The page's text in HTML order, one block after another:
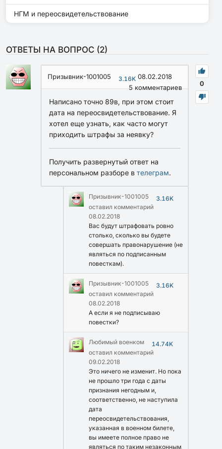
НГМ и переосвидетельствование
ОТВЕТЫ НА ВОПРОС (2)
0
Призывник-1001005 3.16K 08.02.2018
5комментариев
Написано точно 89в, при этом стоит
дата на переосвидетельствование. Я
хотел еще узнать, как часто могут
приходить штрафы за неявку?
Получить развернутый ответ на
персональном разборе в телеграм.
Призывник-1001005
3.16K
оставил комментарий
08.02.2018
Вас будут штрафовать ровно
столько, сколько вы будете
совершать правонарушение (не
являться по подписанным
повесткам).
Призывник-1001005
3.16K
оставил комментарий
08.02.2018
А если я не подписываю
повестки?
Любимый военком
14.74K
оставил комментарий
09.02.2018
Это ничего не изменит. Но пока
не прошло три года с даты
признания негодным и,
соответственно, не наступила
дата
переосвидетельствования,
указанная в военном билете,
вы имеете полное право не
являться по таким незаконным